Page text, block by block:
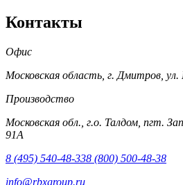
Контакты
Офис
Московская область, г. Дмитров,
Производство
Московская обл., г.о. Талдом, пгт.
91А
8 (495) 540-48-338 (800) 500-48-38
info@rbxgroup.ru